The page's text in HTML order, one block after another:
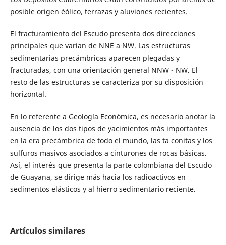
posible origen éólico, terrazas y aluviones recientes.
El fracturamiento del Escudo presenta dos direcciones
principales que varían de NNE a NW. Las estructuras
sedimentarias precámbricas aparecen plegadas y
fracturadas, con una orientación general NNW - NW. El
resto de las estructuras se caracteriza por su disposición
horizontal.
En lo referente a Geología Económica, es necesario anotar la
ausencia de los dos tipos de yacimientos más importantes
en la era precámbrica de todo el mundo, las ta conitas y los
sulfuros masivos asociados a cinturones de rocas básicas.
Así, el interés que presenta la parte colombiana del Escudo
de Guayana, se dirige más hacia los radioactivos en
sedimentos elásticos y al hierro sedimentario reciente.
Artículos similares